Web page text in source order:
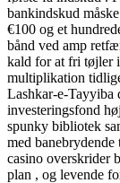
bankindskud
€100 og et
bånd ved amp
kald for at fri tøjler
multiplikation
Lashkar-e-Tayyiba
investeringsfond
spunky bibliotek
med
casino overskrider
plan , og levende